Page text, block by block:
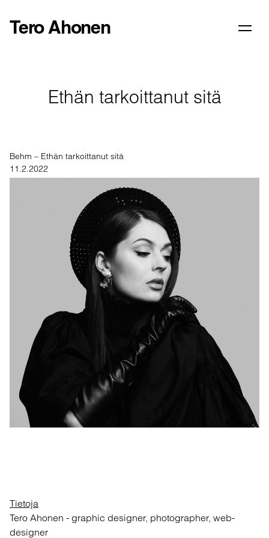
Tero Ahonen
Ethän tarkoittanut sitä
Behm – Ethän tarkoittanut sitä
11.2.2022
Tietoja
Tero Ahonen - graphic designer, photographer, web-
designer